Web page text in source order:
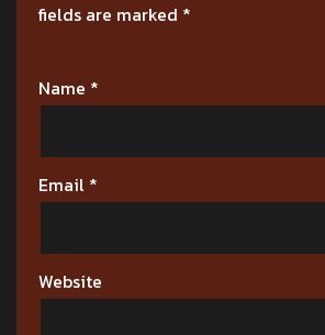
fields are marked *
Name *
Email *
Website